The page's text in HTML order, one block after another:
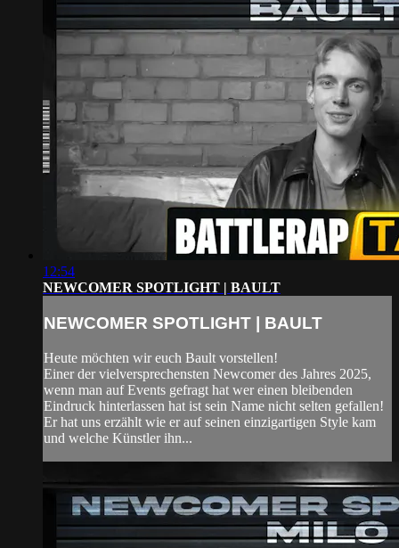
12:54
NEWCOMER SPOTLIGHT | BAULT
NEWCOMER SPOTLIGHT | BAULT
Heute möchten wir euch Bault vorstellen!
Einer der vielversprechensten Newcomer des Jahres 2025,
wenn man auf Events gefragt hat wer einen bleibenden
Eindruck hinterlassen hat ist sein Name nicht selten gefallen!
Er hat uns erzählt wie er auf seinen einzigartigen Style kam
und welche Künstler ihn...